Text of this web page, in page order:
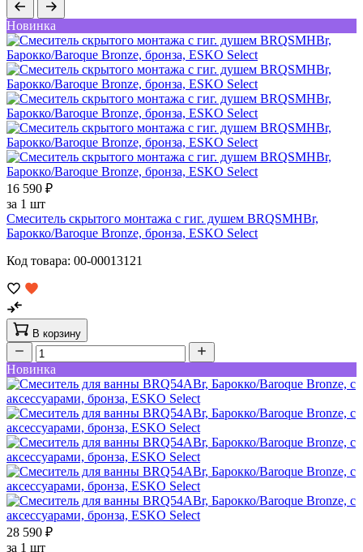
Новинка
16 590 ₽
за 1 шт
Смеситель скрытого монтажа с гиг. душем BRQSMHBr,
Барокко/Baroque Bronze, бронза, ESKO Select
Код товара: 00-00013121
В корзину
Новинка
28 590 ₽
за 1 шт